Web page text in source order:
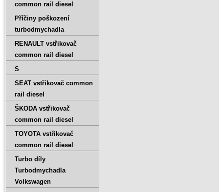
common rail diesel
Příčiny poškození
turbodmychadla
RENAULT vstřikovač
common rail diesel
S
SEAT vstřikovač common
rail diesel
ŠKODA vstřikovač
common rail diesel
TOYOTA vstřikovač
common rail diesel
Turbo díly
Turbodmychadla
Volkswagen